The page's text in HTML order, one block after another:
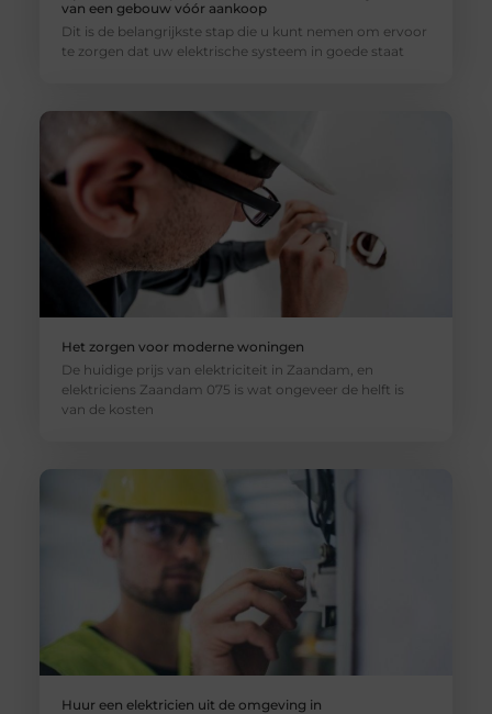
van een gebouw vóór aankoop
Dit is de belangrijkste stap die u kunt nemen om ervoor
te zorgen dat uw elektrische systeem in goede staat
Het zorgen voor moderne woningen
De huidige prijs van elektriciteit in Zaandam, en
elektriciens Zaandam 075 is wat ongeveer de helft is
van de kosten
Huur een elektricien uit de omgeving in